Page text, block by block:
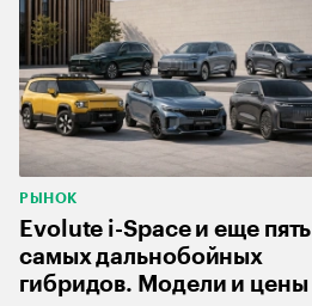
РЫНОК
Evolute i-Space и еще пять
самых дальнобойных
гибридов. Модели и цены